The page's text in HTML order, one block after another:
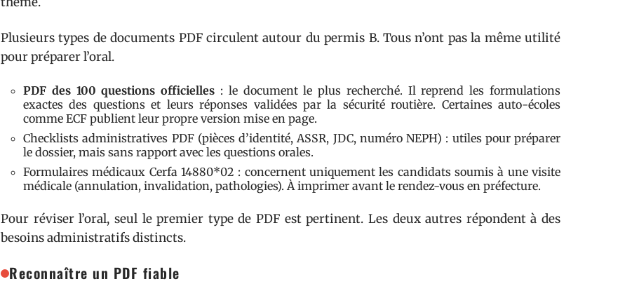
Plusieurs types de documents PDF circulent autour du permis B. Tous n’ont pas la même utilité
pour préparer l’oral.
PDF des 100 questions officielles : le document le plus recherché. Il reprend les formulations
exactes des questions et leurs réponses validées par la sécurité routière. Certaines auto-écoles
comme ECF publient leur propre version mise en page.
Checklists administratives PDF (pièces d’identité, ASSR, JDC, numéro NEPH) : utiles pour préparer
le dossier, mais sans rapport avec les questions orales.
Formulaires médicaux Cerfa 14880*02 : concernent uniquement les candidats soumis à une visite
médicale (annulation, invalidation, pathologies). À imprimer avant le rendez-vous en préfecture.
Pour réviser l’oral, seul le premier type de PDF est pertinent. Les deux autres répondent à des
besoins administratifs distincts.
Reconnaître un PDF fiable